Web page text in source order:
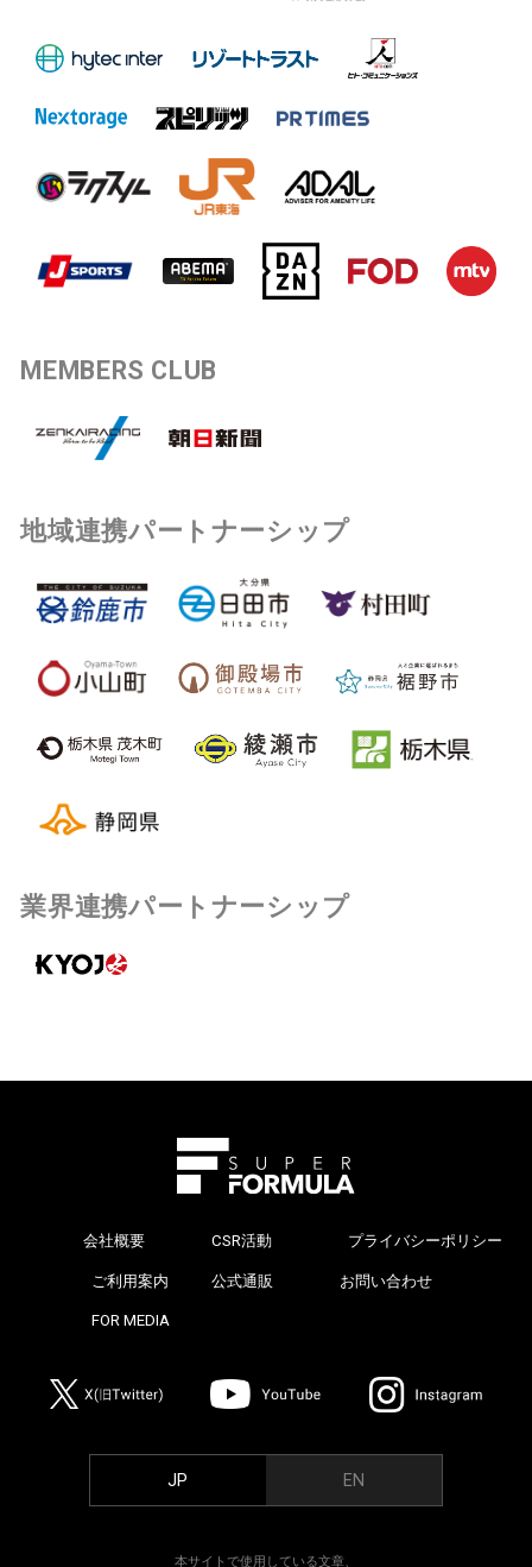
MEMBERS CLUB
地域連携パートナーシップ
業界連携パートナーシップ
会社概要 CSR活動 プライバシーポリシー
ご利用案内 公式通販 お問い合わせ
FOR MEDIA
JP EN
本サイトで使用している文章、